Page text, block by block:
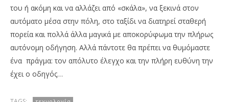
του ή ακόμη και να αλλάζει από «σκάλα», να ξεκινά στον
αυτόματο μέσα στην πόλη, στο ταξίδι να διατηρεί σταθερή
πορεία και πολλά άλλα μαγικά με αποκορύφωμα την πλήρως
αυτόνομη οδήγηση. Αλλά πάντοτε θα πρέπει να θυμόμαστε
ένα πράγμα: τον απόλυτο έλεγχο και την πλήρη ευθύνη την
έχει ο οδηγός…